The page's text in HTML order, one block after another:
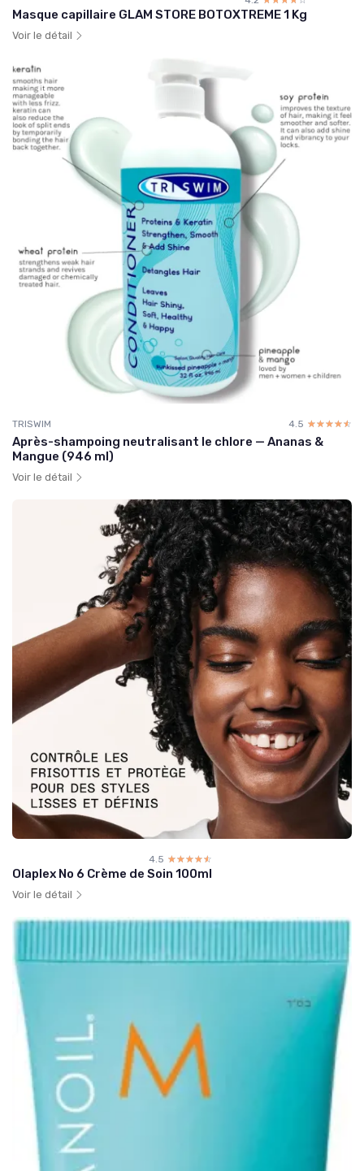
Masque capillaire GLAM STORE BOTOXTREME 1 Kg
Voir le détail
TRISWIM 4.5 ☆☆☆☆☆
★★★★★
Après-shampoing neutralisant le chlore — Ananas &
Mangue (946 ml)
Voir le détail
4.5 ☆☆☆☆☆
★★★★★
Olaplex No 6 Crème de Soin 100ml
Voir le détail